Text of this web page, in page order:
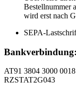
Bestellnummer
wird erst nach
SEPA-
Bankverbindung:
AT91 3804 3000
RZSTAT2G043